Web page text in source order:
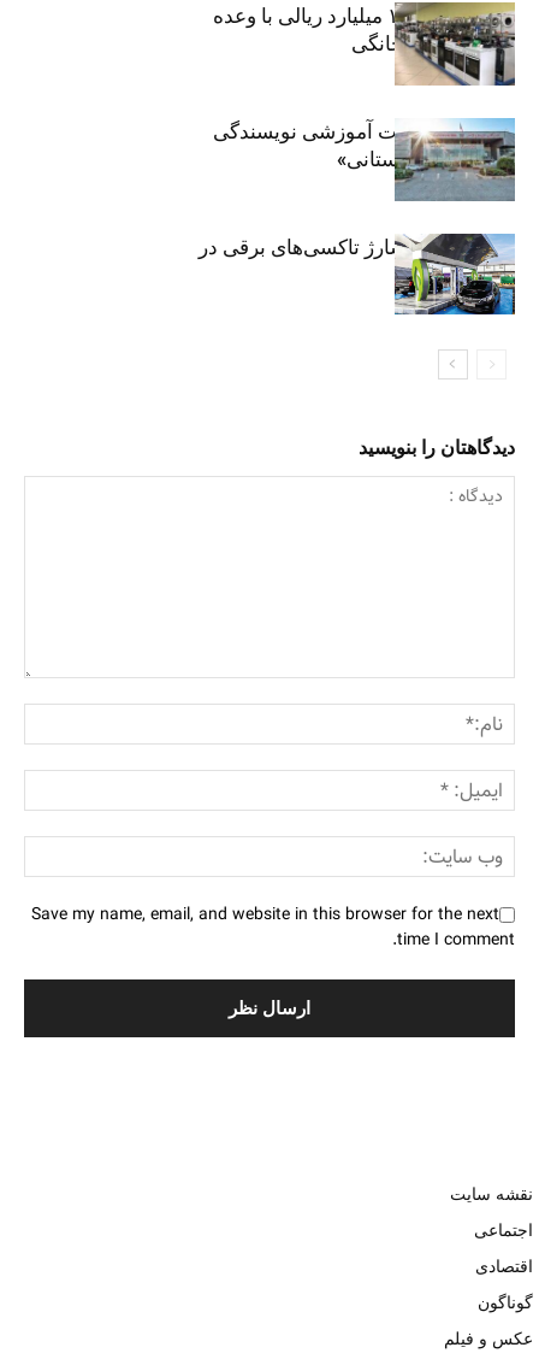
کلاهبرداری ۱۰۰ میلیارد ریالی با وعده
فروش لوازم خانگی
برگزاری جلسات آموزشی نویسندگی
«زندگی‌نامه داستانی»
توسعه شبکه شارژ تاکسی‌های برقی در
پایتخت
دیدگاهتان را بنویسید
Save my name, email, and website in this browser for the next
time I comment.
نقشه سایت
اجتماعی
اقتصادی
گوناگون
عکس و فیلم